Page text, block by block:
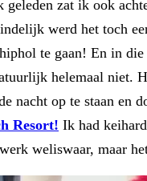
geleden zat ik ook
werd het toch
te gaan! En in
helemaal niet.
nacht op te staan en
Resort! Ik had
weliswaar, maar